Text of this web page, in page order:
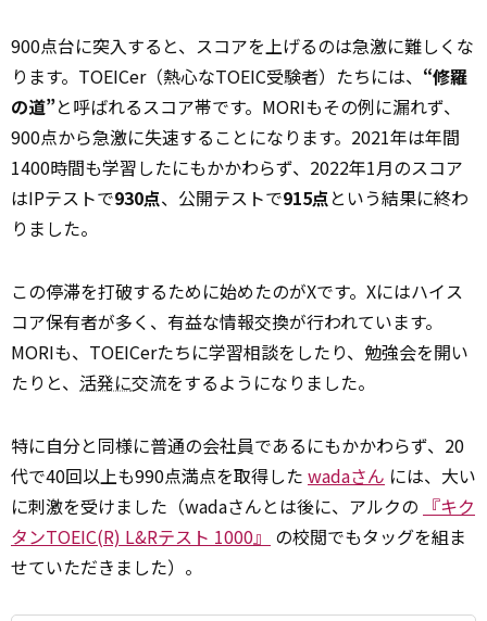
900点台に突入すると、スコアを上げるのは急激に難しくな
ります。TOEICer（熱心なTOEIC受験者）たちには、 “修羅
の道”と呼ばれるスコア帯です。MORIもその例に漏れず、
900点から急激に失速することになります。2021年は年間
1400時間も学習したにもかかわらず、2022年1月のスコア
はIPテストで930点、公開テストで915点という結果に終わ
りました。
この停滞を打破するために始めたのがXです。Xにはハイス
コア保有者が多く、有益な情報交換が行われています。
MORIも、TOEICerたちに学習相談をしたり、勉強会を開い
たりと、 活発に交流をするようになりました。
特に自分と同様に普通の会社員であるにもかかわらず、20
代で40回以上も990点満点を取得した wadaさん には、大い
に刺激を受けました（wadaさんとは後に、アルクの 『キク
タンTOEIC(R) L&Rテスト 1000』 の校閲でもタッグを組ま
せていただきました）。